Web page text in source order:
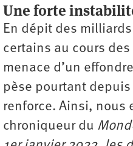
Une forte
En dépit des
certains au cours
menace d’un
pèse pourtant
renforce. Ainsi, nous
chroniqueur du